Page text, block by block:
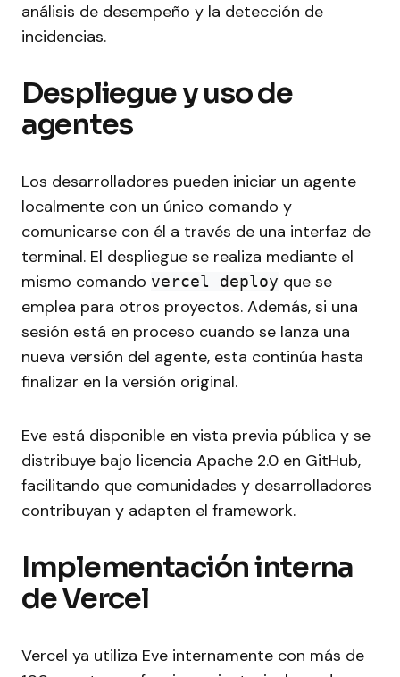
análisis de desempeño y la detección de
incidencias.
Despliegue y uso de
agentes
Los desarrolladores pueden iniciar un agente
localmente con un único comando y
comunicarse con él a través de una interfaz de
terminal. El despliegue se realiza mediante el
mismo comando vercel deploy que se
emplea para otros proyectos. Además, si una
sesión está en proceso cuando se lanza una
nueva versión del agente, esta continúa hasta
finalizar en la versión original.
Eve está disponible en vista previa pública y se
distribuye bajo licencia Apache 2.0 en GitHub,
facilitando que comunidades y desarrolladores
contribuyan y adapten el framework.
Implementación interna
de Vercel
Vercel ya utiliza Eve internamente con más de